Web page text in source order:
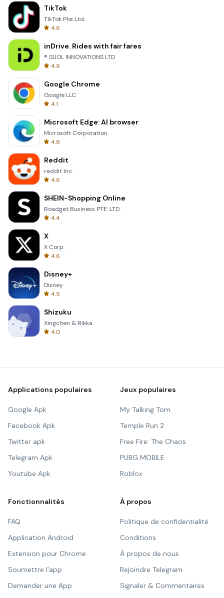
TikTok
TikTok Pte. Ltd.
4.6
inDrive. Rides with fair fares
® SUOL INNOVATIONS LTD
4.9
Google Chrome
Google LLC
4.1
Microsoft Edge: AI browser
Microsoft Corporation
4.8
Reddit
reddit Inc.
4.6
SHEIN-Shopping Online
Roadget Business PTE. LTD.
4.4
X
X Corp.
4.6
Disney+
Disney
4.5
Shizuku
Xingchen & Rikka
4.0
Applications populaires
Google Apk
Facebook Apk
Twitter apk
Telegram Apk
Youtube Apk
Jeux populaires
My Talking Tom
Temple Run 2
Free Fire: The Chaos
PUBG MOBILE
Roblox
Fonctionnalités
FAQ
Application Android
Extension pour Chrome
Soumettre l'app
Demander une App
À propos
Politique de confidentialité
Conditions
À propos de nous
Rejoindre Telegram
Signaler & Commentaires